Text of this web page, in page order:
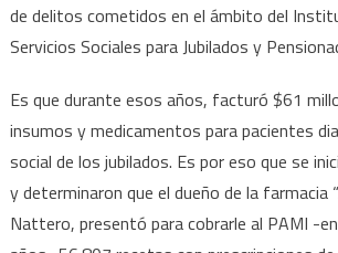
de delitos cometidos en el ámbito del
Servicios Sociales para Jubilados y
Es que durante esos años, facturó $61
insumos y medicamentos para pacientes
social de los jubilados. Es por eso que se
y determinaron que el dueño de la farmacia
Nattero, presentó para cobrarle al PAMI -